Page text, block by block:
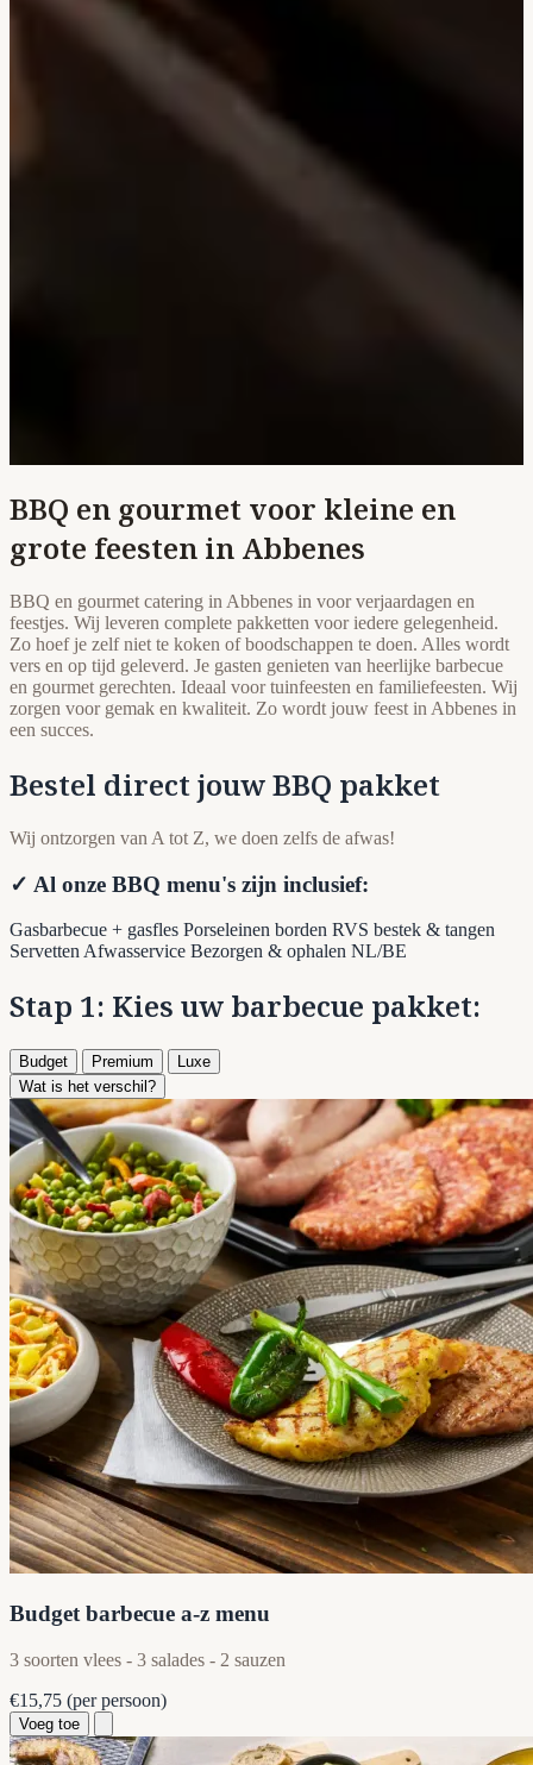
BBQ en gourmet voor kleine en
grote feesten in Abbenes
BBQ en gourmet catering in Abbenes in voor verjaardagen en
feestjes. Wij leveren complete pakketten voor iedere gelegenheid.
Zo hoef je zelf niet te koken of boodschappen te doen. Alles wordt
vers en op tijd geleverd. Je gasten genieten van heerlijke barbecue
en gourmet gerechten. Ideaal voor tuinfeesten en familiefeesten. Wij
zorgen voor gemak en kwaliteit. Zo wordt jouw feest in Abbenes in
een succes.
Bestel direct jouw BBQ pakket
Wij ontzorgen van A tot Z, we doen zelfs de afwas!
✓ Al onze BBQ menu's zijn inclusief:
Gasbarbecue + gasfles Porseleinen borden RVS bestek & tangen
Servetten Afwasservice Bezorgen & ophalen NL/BE
Stap 1: Kies uw barbecue pakket:
Budget Premium
Luxe
Wat is het verschil?
Budget barbecue a-z menu
3 soorten vlees - 3 salades - 2 sauzen
€15,75 (per persoon)
Voeg toe